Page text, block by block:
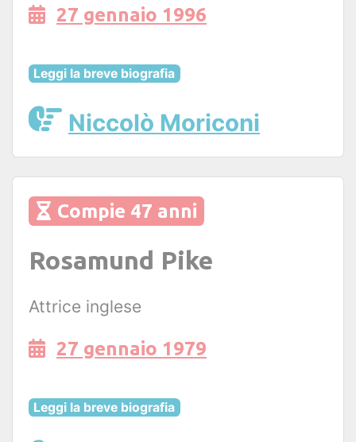
27 gennaio 1996
Leggi la breve biografia
Niccolò Moriconi
Compie 47 anni
Rosamund Pike
Attrice inglese
27 gennaio 1979
Leggi la breve biografia